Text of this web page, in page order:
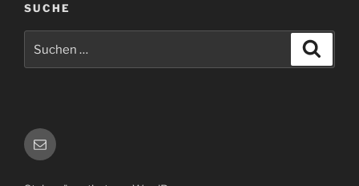
SUCHE
nach:
E-
Mail